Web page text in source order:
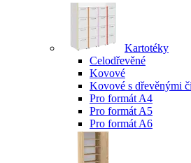
Kartotéky
Celodřevěné
Kovové
Kovové s dřevěnými
Pro formát A4
Pro formát A5
Pro formát A6